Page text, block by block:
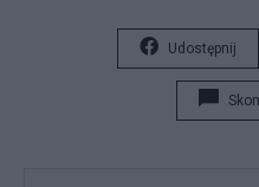
Udostępnij